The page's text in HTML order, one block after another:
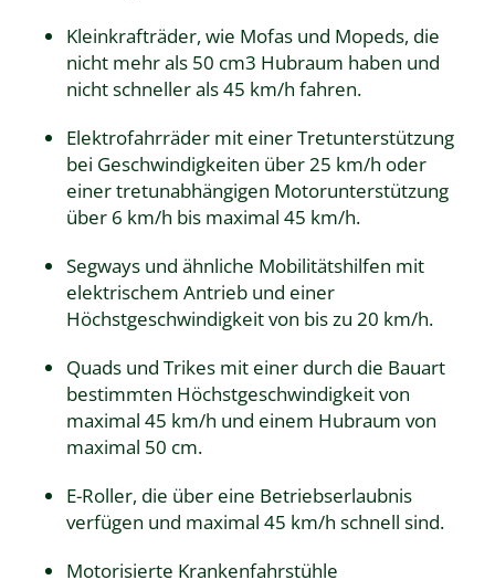
Kleinkrafträder, wie Mofas und Mopeds, die
nicht mehr als 50 cm3 Hubraum haben und
nicht schneller als 45 km/h fahren.
Elektrofahrräder mit einer Tretunterstützung
bei Geschwindigkeiten über 25 km/h oder
einer tretunabhängigen Motorunterstützung
über 6 km/h bis maximal 45 km/h.
Segways und ähnliche Mobilitätshilfen mit
elektrischem Antrieb und einer
Höchstgeschwindigkeit von bis zu 20 km/h.
Quads und Trikes mit einer durch die Bauart
bestimmten Höchstgeschwindigkeit von
maximal 45 km/h und einem Hubraum von
maximal 50 cm.
E-Roller, die über eine Betriebserlaubnis
verfügen und maximal 45 km/h schnell sind.
Motorisierte Krankenfahrstühle